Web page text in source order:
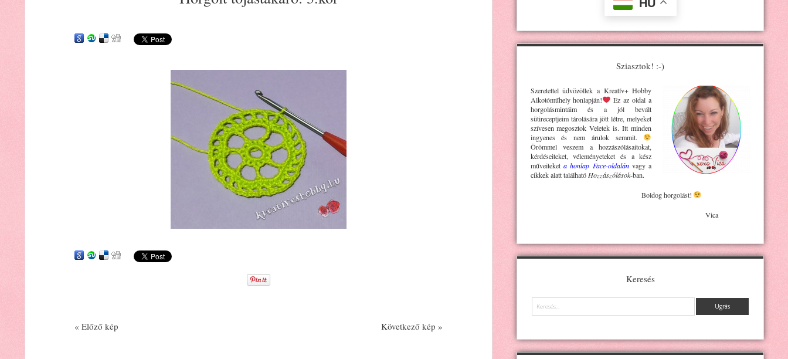
« Előző kép Következő kép »
HU
Sziasztok! :-)
Szeretettel üdvözöllek a Kreatív+ Hobby
Alkotóműhelyhonlapján!
Ez az oldal a
horgolásmintáim és a jól bevált
sütireceptjeim tárolására jött létre, melyeket
szívesen megosztok Veletek is. Itt minden
ingyenes és nem árulok semmit.
Örömmel veszem a hozzászólásaitokat,
kérdéseiteket, véleményeteket és a kész
műveiteket a honlap Face-oldalánvagy a
cikkek alatt található Hozzászólások-ban.
Boldog horgolást!
Vica
Keresés
Keresés